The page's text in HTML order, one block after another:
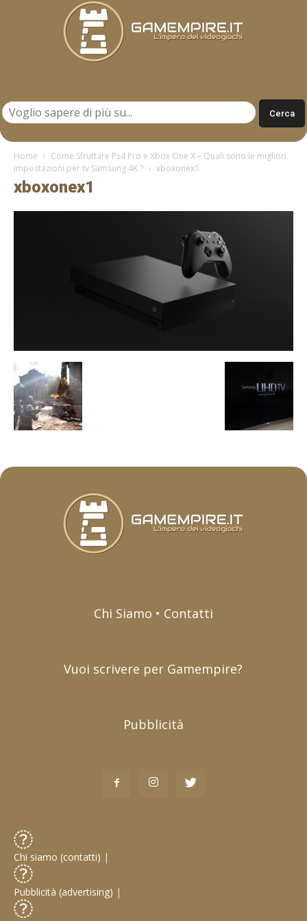
Home
Come Sfruttare Ps4 Pro e Xbox One X – Quali sono le migliori
impostazioni per tv Samsung 4K ?
xboxonex1
xboxonex1
Chi Siamo • Contatti
Vuoi scrivere per Gamempire?
Pubblicità
Chi siamo (contatti) |
Pubblicità (advertising) |